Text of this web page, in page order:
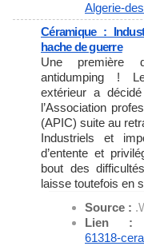
Algerie-
Céramique :
hache de guerre
Une première
antidumping !
extérieur a
l’Association
(APIC) suite au
Industriels et
d’entente et
bout des
laisse toutefois en
Source :
Lien
61318-